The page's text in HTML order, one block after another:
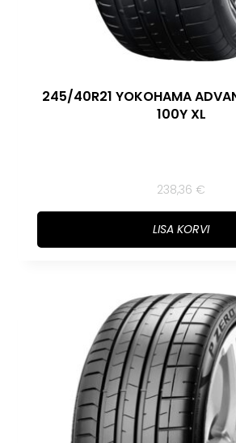
245/40R21 YOKOHAMA
100Y XL
238,36 €
LISA KORVI